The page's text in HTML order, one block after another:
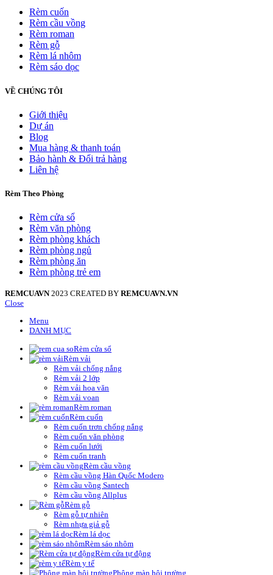
Rèm cuốn
Rèm cầu vồng
Rèm roman
Rèm gỗ
Rèm lá nhôm
Rèm sáo dọc
VỀ CHÚNG TÔI
Giới thiệu
Dự án
Blog
Mua hàng & thanh toán
Bảo hành & Đổi trả hàng
Liên hệ
Rèm Theo Phòng
Rèm cửa sổ
Rèm văn phòng
Rèm phòng khách
Rèm phòng ngủ
Rèm phòng ăn
Rèm phòng trẻ em
REMCUAVN 2023 CREATED BY REMCUAVN.VN
Close
Menu
DANH MỤC
Rèm cửa sổ
Rèm vải
Rèm vải chống nắng
Rèm vải 2 lớp
Rèm vải hoa văn
Rèm vải voan
Rèm roman
Rèm cuốn
Rèm cuốn trơn chống nắng
Rèm cuốn văn phòng
Rèm cuốn lưới
Rèm cuốn tranh
Rèm cầu vồng
Rèm cầu vồng Hàn Quốc Modero
Rèm cầu vồng Santech
Rèm cầu vồng Allplus
Rèm gỗ
Rèm gỗ tự nhiên
Rèm nhựa giả gỗ
Rèm lá dọc
Rèm sáo nhôm
Rèm cửa tự động
Rèm y tế
Phông màn hội trường